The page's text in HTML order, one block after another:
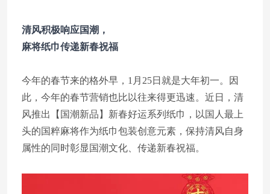
清风积极响应国潮，
麻将纸巾传递新春祝福
今年的春节来的格外早，1月25日就是大年初一。因
此，今年的春节营销也比以往来得更迅速。近日，清
风推出【国潮新品】新春好运系列纸巾，以国人最上
头的国粹麻将作为纸巾包装创意元素，保持清风自身
属性的同时彰显国潮文化、传递新春祝福。